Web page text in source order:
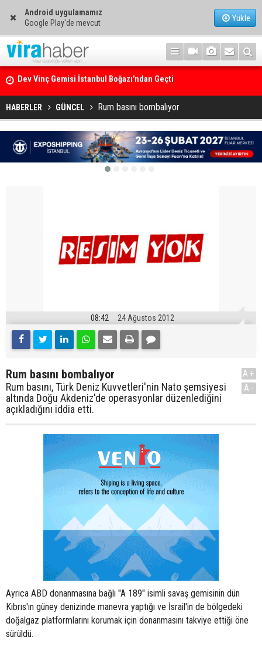
Android uygulamamız
Google Play'de mevcut
Yükle
Ege Denizi’nin En Büyük Mercan Ormanı
HABERLER GÜNCEL Rum basını bombalıyor
08:42 24 Ağustos 2012
Rum basını bombalıyor
Rum basını, Türk Deniz Kuvvetleri'nin Nato şemsiyesi
altında Doğu Akdeniz'de operasyonlar düzenlediğini
açıkladığını iddia etti.
A+
A-
Ayrıca ABD donanmasına bağlı "A 189" isimli savaş gemisinin dün
Kıbrıs'ın güney denizinde manevra yaptığı ve İsrail'in de bölgedeki
doğalgaz platformlarını korumak için donanmasını takviye ettiği öne
sürüldü.